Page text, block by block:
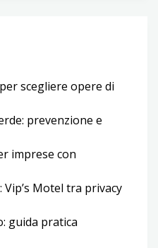
scegliere opere di
prevenzione e
imprese con
Motel tra privacy
guida pratica